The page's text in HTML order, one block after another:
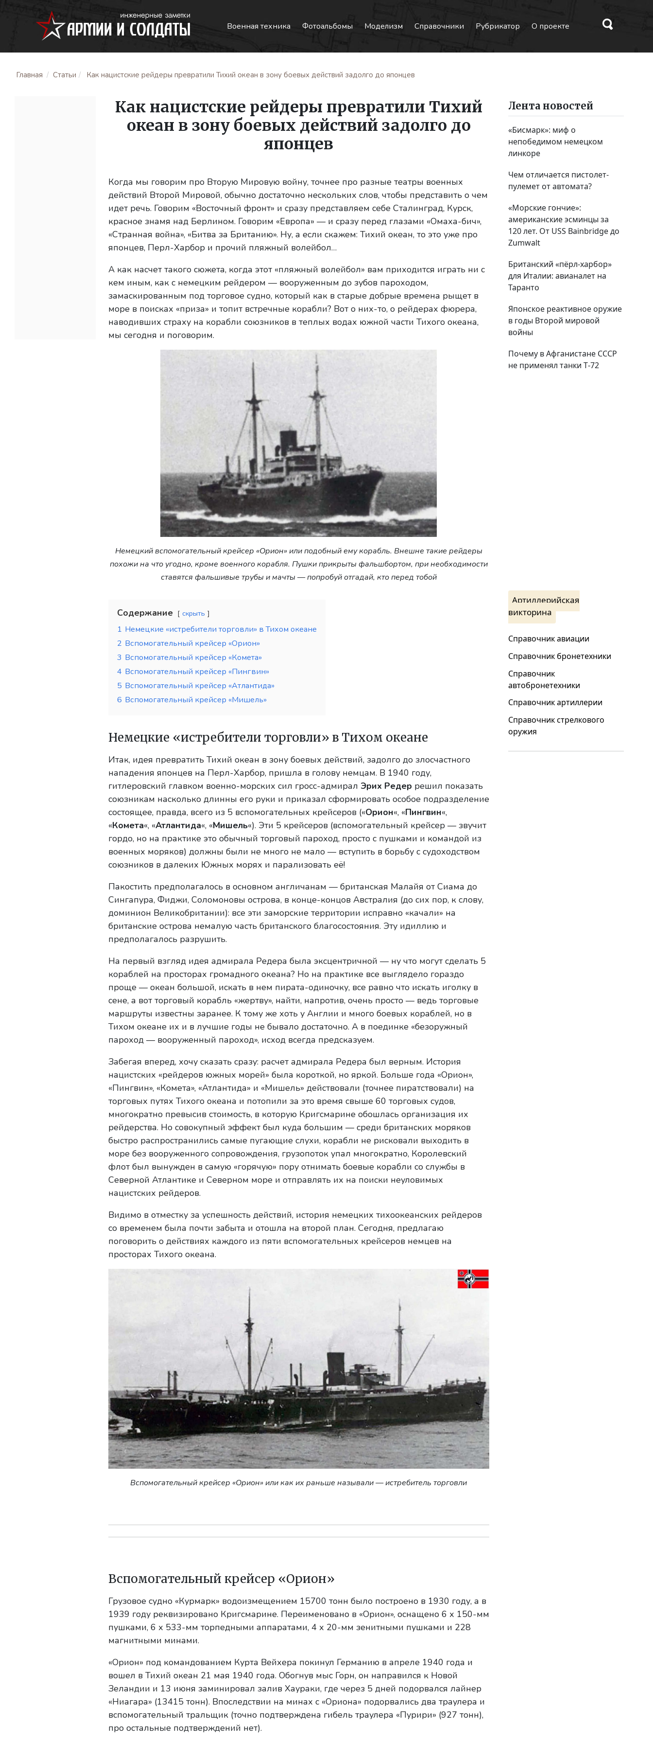
Военная техника Фотоальбомы Моделизм Справочники Рубрикатор О проекте
Главная Статьи Как нацистские рейдеры превратили Тихий океан в зону боевых действий задолго до японцев
Как нацистские рейдеры превратили Тихий
океан в зону боевых действий задолго до
японцев
Когда мы говорим про Вторую Мировую войну, точнее про разные театры военных
действий Второй Мировой, обычно достаточно нескольких слов, чтобы представить о чем
идет речь. Говорим «Восточный фронт» и сразу представляем себе Сталинград, Курск,
красное знамя над Берлином. Говорим «Европа» — и сразу перед глазами «Омаха-бич»,
«Странная война», «Битва за Британию». Ну, а если скажем: Тихий океан, то это уже про
японцев, Перл-Харбор и прочий пляжный волейбол…
А как насчет такого сюжета, когда этот «пляжный волейбол» вам приходится играть ни с
кем иным, как с немецким рейдером — вооруженным до зубов пароходом,
замаскированным под торговое судно, который как в старые добрые времена рыщет в
море в поисках «приза» и топит встречные корабли? Вот о них-то, о рейдерах фюрера,
наводивших страху на корабли союзников в теплых водах южной части Тихого океана,
мы сегодня и поговорим.
Немецкий вспомогательный крейсер «Орион» или подобный ему корабль. Внешне такие рейдеры
похожи на что угодно, кроме военного корабля. Пушки прикрыты фальшбортом, при необходимости
ставятся фальшивые трубы и мачты — попробуй отгадай, кто перед тобой
Содержание скрыть
1 Немецкие «истребители торговли» в Тихом океане
2 Вспомогательный крейсер «Орион»
3 Вспомогательный крейсер «Комета»
4 Вспомогательный крейсер «Пингвин»
5 Вспомогательный крейсер «Атлантида»
6 Вспомогательный крейсер «Мишель»
Немецкие «истребители торговли» в Тихом океане
Итак, идея превратить Тихий океан в зону боевых действий, задолго до злосчастного
нападения японцев на Перл-Харбор, пришла в голову немцам. В 1940 году,
гитлеровский главком военно-морских сил гросс-адмирал Эрих Редер решил показать
союзникам насколько длинны его руки и приказал сформировать особое подразделение
состоящее, правда, всего из 5 вспомогательных крейсеров («Орион«, «Пингвин«,
«Комета«, «Атлантида«, «Мишель«). Эти 5 крейсеров (вспомогательный крейсер — звучит
гордо, но на практике это обычный торговый пароход, просто с пушками и командой из
военных моряков) должны были не много не мало — вступить в борьбу с судоходством
союзников в далеких Южных морях и парализовать её!
Пакостить предполагалось в основном англичанам — британская Малайя от Сиама до
Сингапура, Фиджи, Соломоновы острова, в конце-концов Австралия (до сих пор, к слову,
доминион Великобритании): все эти заморские территории исправно «качали» на
британские острова немалую часть британского благосостояния. Эту идиллию и
предполагалось разрушить.
На первый взгляд идея адмирала Редера была эксцентричной — ну что могут сделать 5
кораблей на просторах громадного океана? Но на практике все выглядело гораздо
проще — океан большой, искать в нем пирата-одиночку, все равно что искать иголку в
сене, а вот торговый корабль «жертву», найти, напротив, очень просто — ведь торговые
маршруты известны заранее. К тому же хоть у Англии и много боевых кораблей, но в
Тихом океане их и в лучшие годы не бывало достаточно. А в поединке «безоружный
пароход — вооруженный пароход», исход всегда предсказуем.
Забегая вперед, хочу сказать сразу: расчет адмирала Редера был верным. История
нацистских «рейдеров южных морей» была короткой, но яркой. Больше года «Орион»,
«Пингвин», «Комета», «Атлантида» и «Мишель» действовали (точнее пиратствовали) на
торговых путях Тихого океана и потопили за это время свыше 60 торговых судов,
многократно превысив стоимость, в которую Кригсмарине обошлась организация их
рейдерства. Но совокупный эффект был куда большим — среди британских моряков
быстро распространились самые пугающие слухи, корабли не рисковали выходить в
море без вооруженного сопровождения, грузопоток упал многократно, Королевский
флот был вынужден в самую «горячую» пору отнимать боевые корабли со службы в
Северной Атлантике и Северном море и отправлять их на поиски неуловимых
нацистских рейдеров.
Видимо в отместку за успешность действий, история немецких тихоокеанских рейдеров
со временем была почти забыта и отошла на второй план. Сегодня, предлагаю
поговорить о действиях каждого из пяти вспомогательных крейсеров немцев на
просторах Тихого океана.
Вспомогательный крейсер «Орион» или как их раньше называли — истребитель торговли
Вспомогательный крейсер «Орион»
Грузовое судно «Курмарк» водоизмещением 15700 тонн было построено в 1930 году, а в
1939 году реквизировано Кригсмарине. Переименовано в «Орион», оснащено 6 х 150-мм
пушками, 6 х 533-мм торпедными аппаратами, 4 х 20-мм зенитными пушками и 228
магнитными минами.
«Орион» под командованием Курта Вейхера покинул Германию в апреле 1940 года и
вошел в Тихий океан 21 мая 1940 года. Обогнув мыс Горн, он направился к Новой
Зеландии и 13 июня заминировал залив Хаураки, где через 5 дней подорвался лайнер
«Ниагара» (13415 тонн). Впоследствии на минах с «Ориона» подорвались два траулера и
вспомогательный тральщик (точно подтверждена гибель траулера «Пурири» (927 тонн),
про остальные подтверждений нет).
Лента новостей
«Бисмарк»: миф о
непобедимом немецком
линкоре
Чем отличается пистолет-
пулемет от автомата?
«Морские гончие»:
американские эсминцы за
120 лет. От USS Bainbridge до
Zumwalt
Британский «пёрл-харбор»
для Италии: авианалет на
Таранто
Японское реактивное оружие
в годы Второй мировой
войны
Почему в Афганистане СССР
не применял танки Т‑72
Артиллерийская
викторина
Справочник авиации
Справочник бронетехники
Справочник
автобронетехники
Справочник артиллерии
Справочник стрелкового
оружия